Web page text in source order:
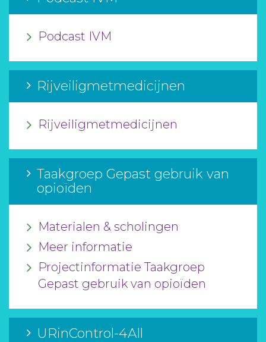
Podcast IVM
Rijveiligmetmedicijnen
Rijveiligmetmedicijnen
Taakgroep Gepast gebruik van
opioïden
Materialen & scholingen
Meer informatie
Projectinformatie Taakgroep
Gepast gebruik van opioïden
URinControl-4All